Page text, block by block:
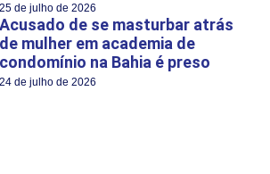
25 de julho de 2026
Acusado de se masturbar atrás
de mulher em academia de
condomínio na Bahia é preso
24 de julho de 2026